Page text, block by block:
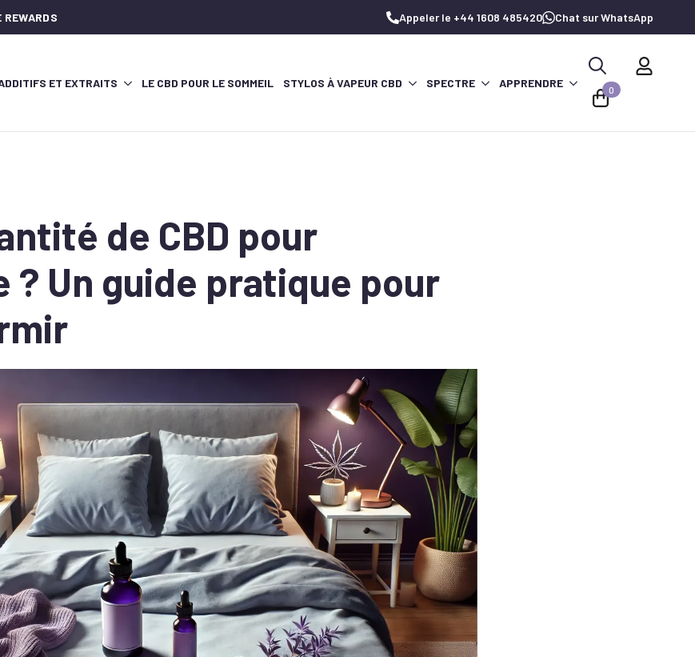
Appeler le +44 1608 485420 Chat sur WhatsApp
ET EXTRAITS LE CBD POUR LE SOMMEIL STYLOS À VAPEUR CBD SPECTRE APPRENDRE
Recherche
de
0
de CBD pour
? Un guide pratique pour